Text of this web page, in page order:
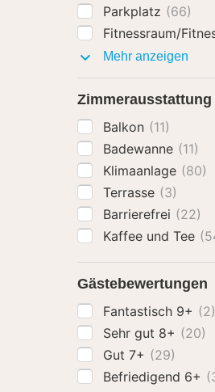
Parkplatz (66)
Fitnessraum/
Mehr anzeigen
Zimmerausstattung
Balkon (11)
Badewanne (11)
Klimaanlage (80)
Terrasse (3)
Barrierefrei (22)
Kaffee und Tee
Gästebewertungen
Fantastisch 9+ (2)
Sehr gut 8+ (20)
Gut 7+ (29)
Befriedigend 6+